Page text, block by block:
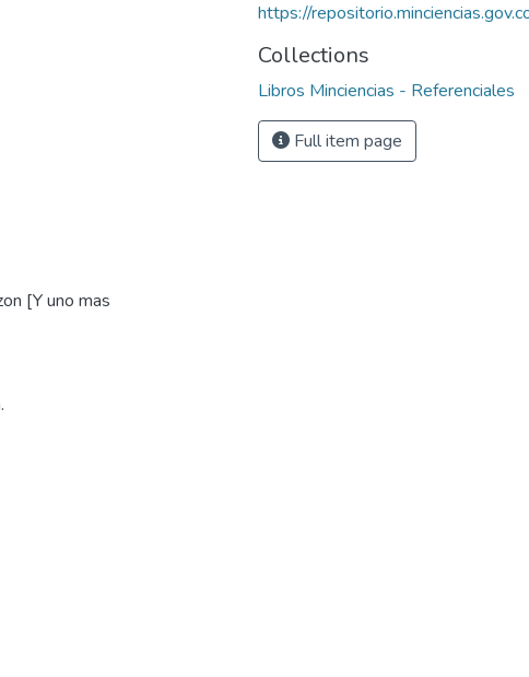
[Y uno mas
https://
Collections
Libros Minciencias - Referenciales
Full item page